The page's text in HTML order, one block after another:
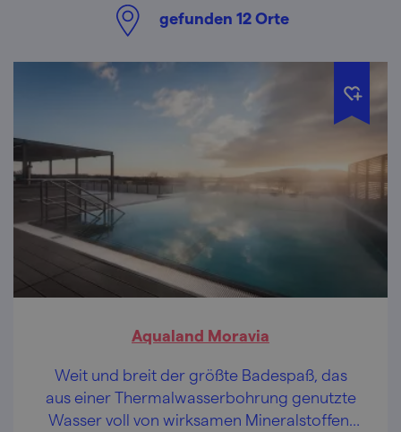
gefunden 12Orte
Aqualand Moravia
Weit und breit der größte Badespaß, das
aus einer Thermalwasserbohrung genutzte
Wasser voll von wirksamen Mineralstoffen,